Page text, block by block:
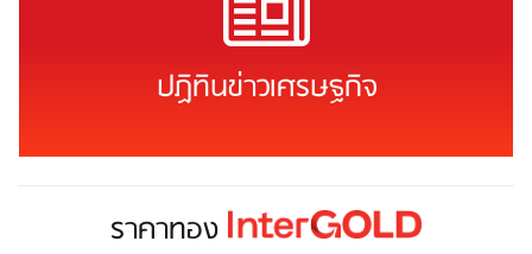
ปฏิทินข่าวเศรษฐกิจ
ราคาทอง